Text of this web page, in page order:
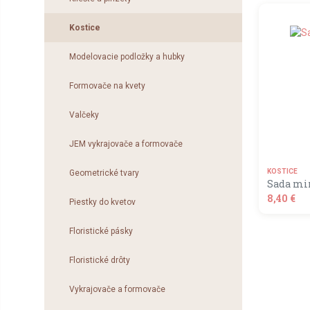
Kostice
Modelovacie podložky a hubky
Formovače na kvety
Valčeky
JEM vykrajovače a formovače
Geometrické tvary
Piestky do kvetov
Floristické pásky
Floristické drôty
Vykrajovače a formovače
KOSTICE
Sada
8,40 €